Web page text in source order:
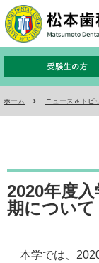
ホーム ニュース＆トピ
2020年度
期について
本学では、